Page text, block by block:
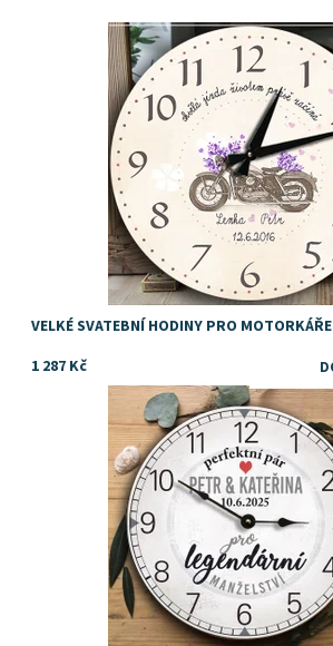
Dostupnost: Skladem
VELKÉ SVATEBNÍ HODINY PRO MOTORKÁŘE
1 287 Kč
Nápad na originální svatební dárek
Dostupnost:
Skladem